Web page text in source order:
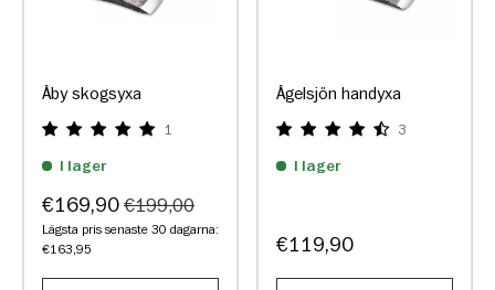
Åby skogsyxa
1
I lager
€169,90€199,00
Lägsta pris senaste 30 dagarna:
€163,95
Ågelsjön handyxa
3
I lager
€119,90